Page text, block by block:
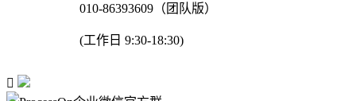
010-86393609（团队版）
(工作日 9:30-18:30)
